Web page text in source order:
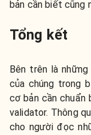
bản cần biết cũng
Tổng kết
Bên trên là
của chúng trong
cơ bản cần chuẩn
validator. Thông
cho người đọc